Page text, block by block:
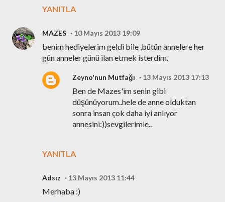
YANITLA
MAZES 10 Mayıs 2013 19:09
benim hediyelerim geldi bile ,bütün annelere her
gün anneler günü ilan etmek isterdim.
YANITLA
Zeyno'nun Mutfağı 13 Mayıs 2013 17:13
Ben de Mazes'im senin gibi
düşünüyorum..hele de anne olduktan
sonra insan çok daha iyi anlıyor
annesini:))sevgilerimle..
Adsız 13 Mayıs 2013 11:44
Merhaba :)